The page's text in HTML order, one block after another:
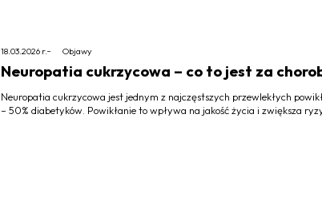
18.03.2026 r. Objawy
Neuropatia cukrzycowa – co to jest za
Neuropatia cukrzycowa jest jednym z najczęstszych przewlekłych
– 50% diabetyków. Powikłanie to wpływa na jakość życia i zwiększa